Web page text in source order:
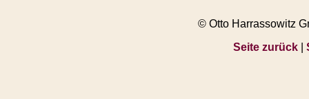
© Otto Harrassowitz
Seite zurück|